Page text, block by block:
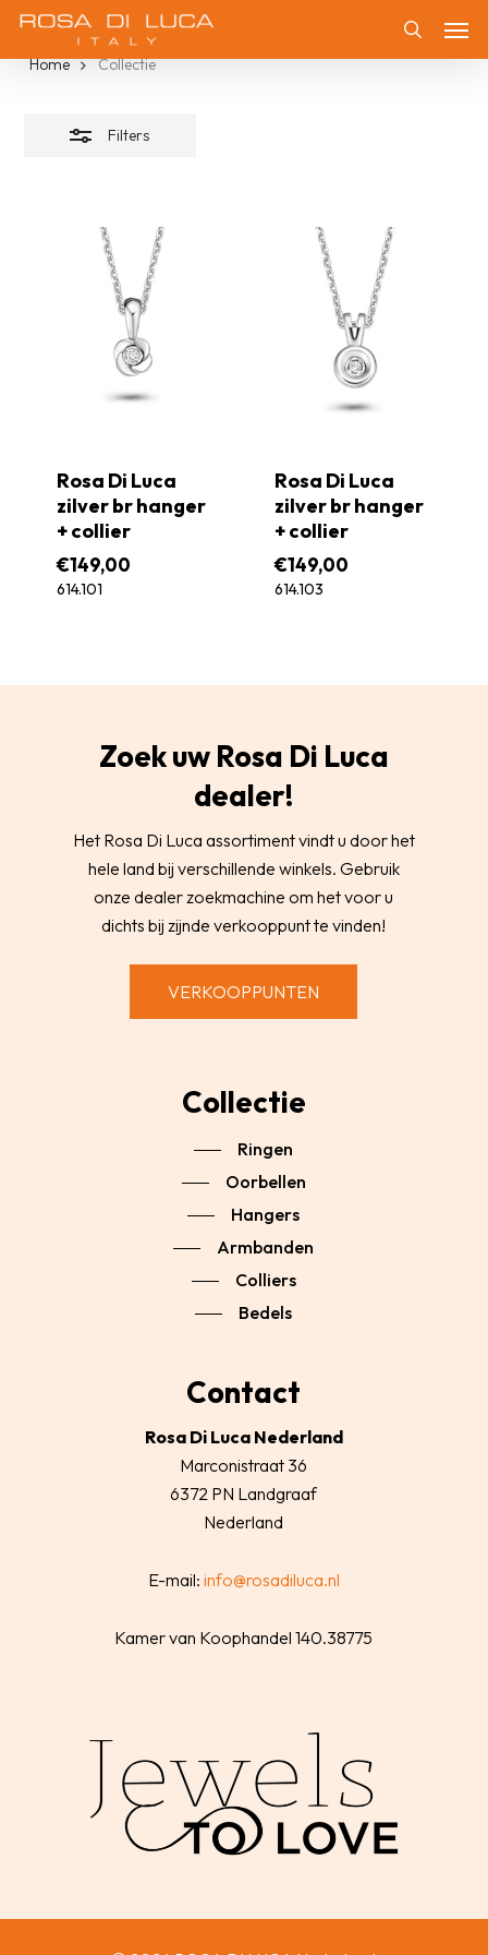
Skip
main
Collectie
Home Collectie
Filters
Filters
Rosa Di Luca
zilver br hanger
+ collier
€149,00
614.101
Rosa Di Luca
zilver br hanger
+ collier
€149,00
614.103
Zoek uw Rosa Di Luca
dealer!
Het Rosa Di Luca assortiment vindt u door het
hele land bij verschillende winkels. Gebruik
onze dealer zoekmachine om het voor u
dichts bij zijnde verkooppunt te vinden!
VERKOOPPUNTEN
Collectie
Ringen
Oorbellen
Hangers
Armbanden
Colliers
Bedels
Contact
Rosa Di Luca Nederland
Marconistraat 36
6372 PN Landgraaf
Nederland
E-mail: info@rosadiluca.nl
Kamer van Koophandel 140.38775